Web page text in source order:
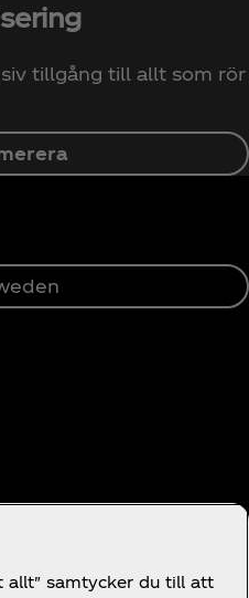
tillgång till allt som rör
allt" samtycker du till att